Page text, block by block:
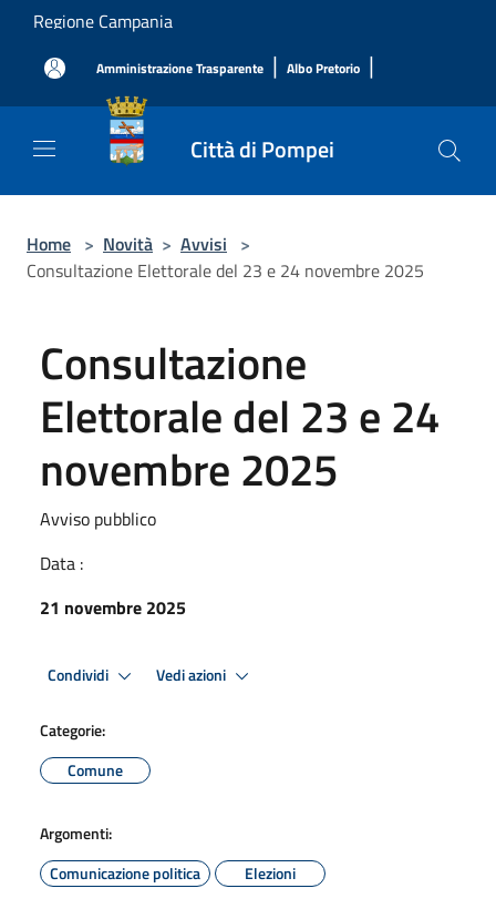
Salta al contenuto principale
Regione Campania
Amministrazione Trasparente | Albo Pretorio |
Città di Pompei
Home > Novità > Avvisi >
Consultazione Elettorale del 23 e 24 novembre 2025
Consultazione
Elettorale del 23 e 24
novembre 2025
Avviso pubblico
Data :
21 novembre 2025
Condividi Vedi azioni
Categorie:
Comune
Argomenti:
Comunicazione politica
Elezioni